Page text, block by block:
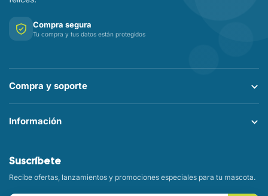
Compra segura
Tu compra y tus datos están protegidos
Compra y soporte
Información
Suscríbete
Recibe ofertas, lanzamientos y promociones especiales para tu mascota.